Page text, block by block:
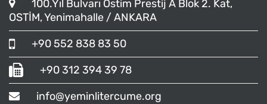
100.Yıl Bulvarı Ostim Prestij A Blok 2. Kat,
OSTİM, Yenimahalle / ANKARA
+90 552 838 83 50
+90 312 394 39 78
info@yeminlitercume.org